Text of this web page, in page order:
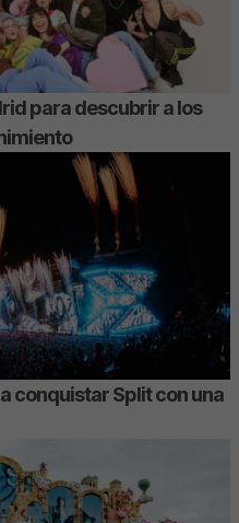
para descubrir a los
conquistar Split con una